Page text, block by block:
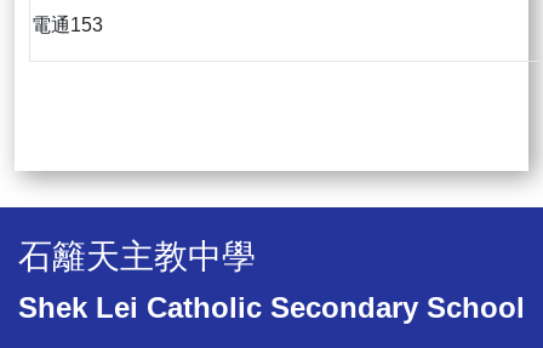
電通153
石籬天主教中學
Shek Lei Catholic Secondary School